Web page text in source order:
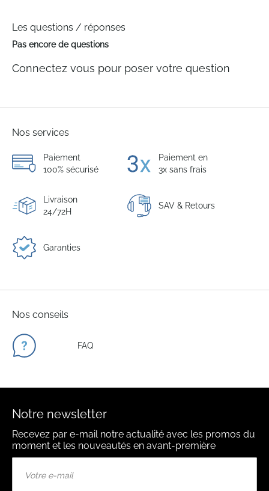
Les questions / réponses
Pas encore de questions
Connectez vous pour poser votre question
Nos services
Paiement
100% sécurisé
Paiement en
3x sans frais
Livraison
24/72H
SAV & Retours
Garanties
Nos conseils
FAQ
Notre newsletter
Recevez par e-mail notre actualité avec les promos du
moment et les nouveautés en avant-première